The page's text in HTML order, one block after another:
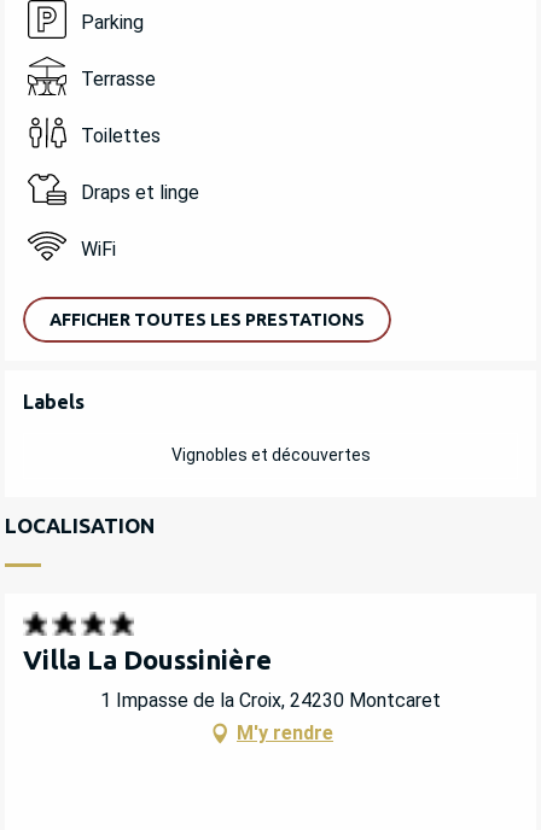
Parking
Terrasse
Toilettes
Draps et linge
WiFi
AFFICHER TOUTES LES PRESTATIONS
OFFRES DE PRESTATIONS
Labels
Labels
Vignobles et découvertes
LOCALISATION
Villa La Doussinière
1 Impasse de la Croix, 24230 Montcaret
M'y rendre